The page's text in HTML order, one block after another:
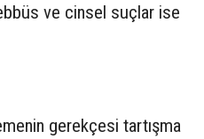
ve cinsel suçlar ise
gerekçesi tartışma